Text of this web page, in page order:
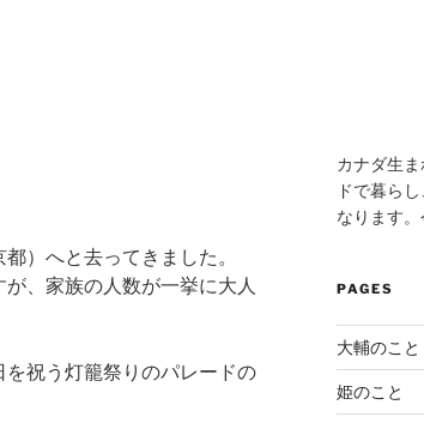
）へと去ってきました。
、家族の人数が一挙に大人
祝う灯籠祭りのパレードの
カナダ生
ドで暮ら
なります。
PAGES
大輔のこと
姫のこと